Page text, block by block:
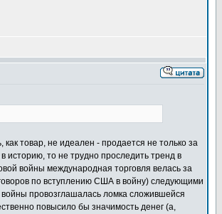
товар, не идеален - продается не только за
историю, то не трудно проследить тренд в
войны международная торговля велась за
по вступлению США в войну) следующими
провозглашалась ломка сложившейся
повысило бы значимость денег (а,